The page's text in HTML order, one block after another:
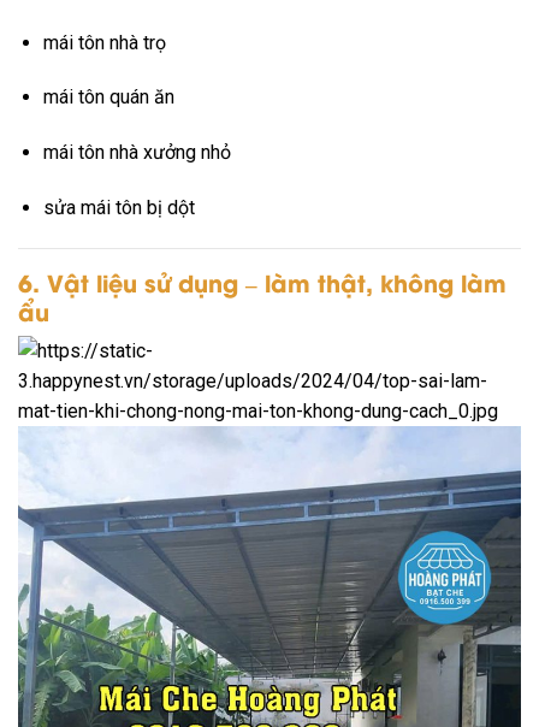
mái tôn nhà trọ
mái tôn quán ăn
mái tôn nhà xưởng nhỏ
sửa mái tôn bị dột
6. Vật liệu sử dụng – làm thật, không làm
ẩu
độ bền cao
Tôn cách nhiệt
giảm nhiệt mạnh
chống ồn khi mưa